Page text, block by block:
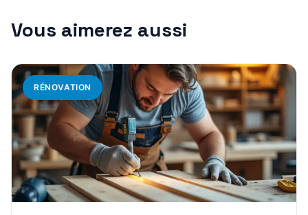
Vous aimerez aussi
RÉNOVATION